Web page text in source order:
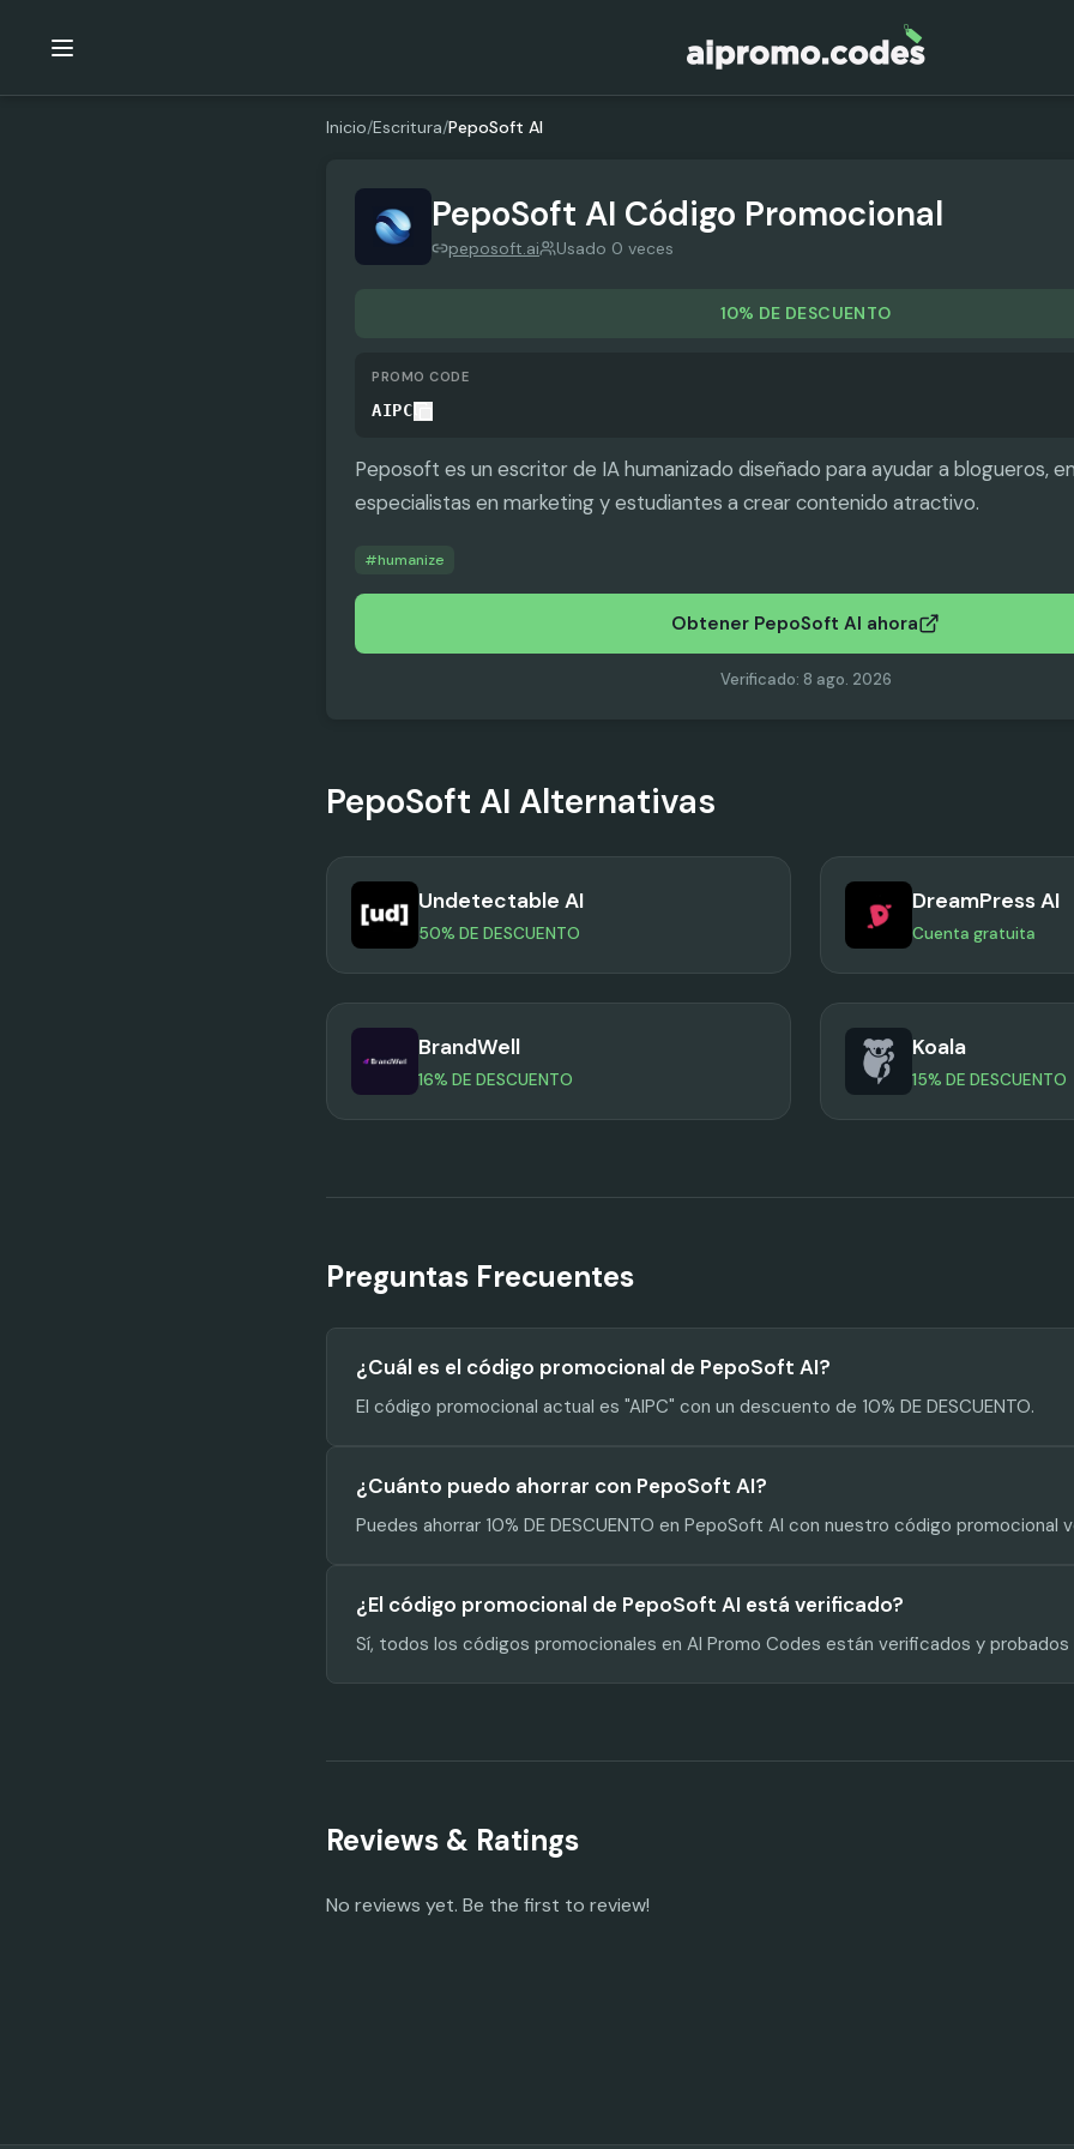
Inicio/Escritura/PepoSoft AI
PepoSoft AI Código Promocional
peposoft.ai Usado 0 veces
10% DE DESCUENTO
PROMO CODE
AIPC
Peposoft es un escritor de IA humanizado diseñado para ayudar a blogueros,
especialistas en marketing y estudiantes a crear contenido atractivo.
#humanize
Obtener PepoSoft AI ahora
Verificado: 8 ago. 2026
PepoSoft AI Alternativas
Undetectable AI
50% DE DESCUENTO
DreamPress AI
Cuenta gratuita
BrandWell
16% DE DESCUENTO
Koala
15% DE DESCUENTO
Preguntas Frecuentes
¿Cuál es el código promocional de PepoSoft AI?
El código promocional actual es "AIPC" con un descuento de 10% DE DESCUENTO.
¿Cuánto puedo ahorrar con PepoSoft AI?
Puedes ahorrar 10% DE DESCUENTO en PepoSoft AI con nuestro código promocional
¿El código promocional de PepoSoft AI está verificado?
Sí, todos los códigos promocionales en AI Promo Codes están verificados y probados
Reviews & Ratings
No reviews yet. Be the first to review!